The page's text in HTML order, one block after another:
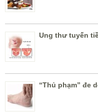
Ung thư tuyến
“Thủ phạm” đe